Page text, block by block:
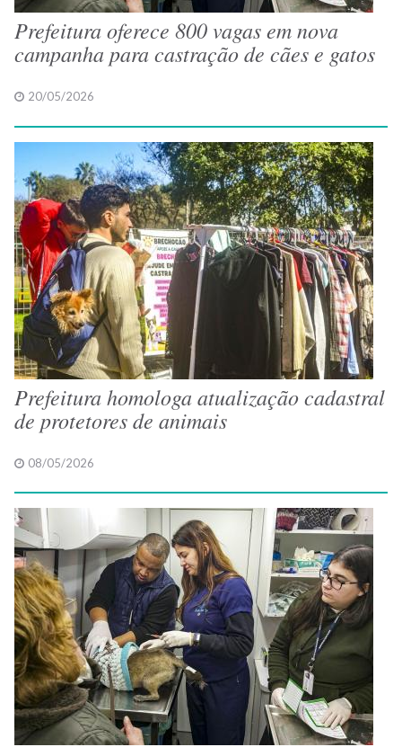
Prefeitura oferece 800 vagas em nova
campanha para castração de cães e gatos
20/05/2026
Prefeitura homologa atualização cadastral
de protetores de animais
08/05/2026